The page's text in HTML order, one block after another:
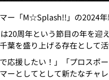
ー「M☆Splash!!」の2024年
周年という節目の年を迎
を盛り上げる存在として活
応援したい！」「プロス
ーとしてとして新たなチャ